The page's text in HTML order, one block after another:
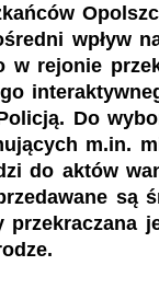
wpływ
w rejonie
Do
m.in.
do aktów
są
przekraczana